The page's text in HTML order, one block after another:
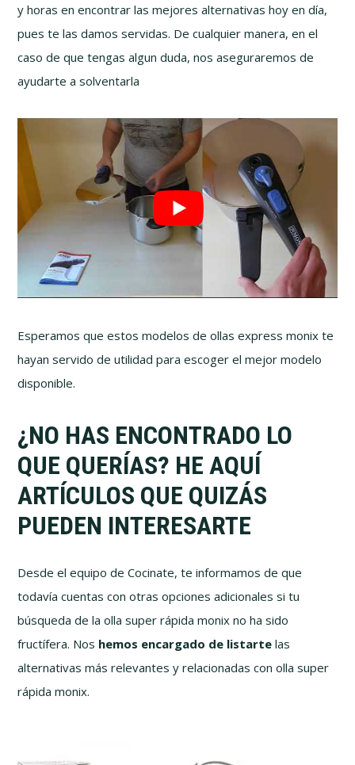
y horas en encontrar las mejores alternativas hoy en día,
pues te las damos servidas. De cualquier manera, en el
caso de que tengas algun duda, nos aseguraremos de
ayudarte a solventarla
Esperamos que estos modelos de ollas express monix te
hayan servido de utilidad para escoger el mejor modelo
disponible.
¿NO HAS ENCONTRADO LO
QUE QUERÍAS? HE AQUÍ
ARTÍCULOS QUE QUIZÁS
PUEDEN INTERESARTE
Desde el equipo de Cocinate, te informamos de que
todavía cuentas con otras opciones adicionales si tu
búsqueda de la olla super rápida monix no ha sido
fructífera. Nos hemos encargado de listarte las
alternativas más relevantes y relacionadas con olla super
rápida monix.